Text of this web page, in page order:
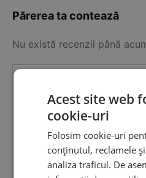
Părerea ta contează
Nu există recenzii până
„Coronita din brad
Adresa ta de email nu va
obligatorii sunt marcate
Evaluarea ta
Acest site web
cookie-uri
Folosim cookie-uri
conținutul, reclamele
analiza traficul. De